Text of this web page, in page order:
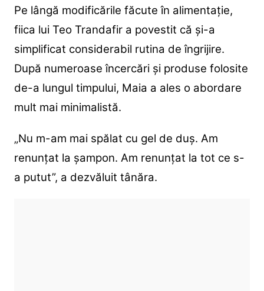
Pe lângă modificările făcute în alimentație,
fiica lui Teo Trandafir a povestit că și-a
simplificat considerabil rutina de îngrijire.
După numeroase încercări și produse folosite
de-a lungul timpului, Maia a ales o abordare
mult mai minimalistă.
„Nu m-am mai spălat cu gel de duș. Am
renunțat la șampon. Am renunțat la tot ce s-
a putut”, a dezvăluit tânăra.